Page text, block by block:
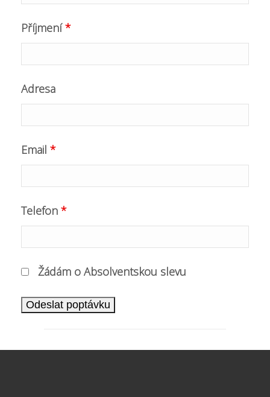
Příjmení*
Adresa
Email *
Telefon *
Žádám o Absolventskou slevu